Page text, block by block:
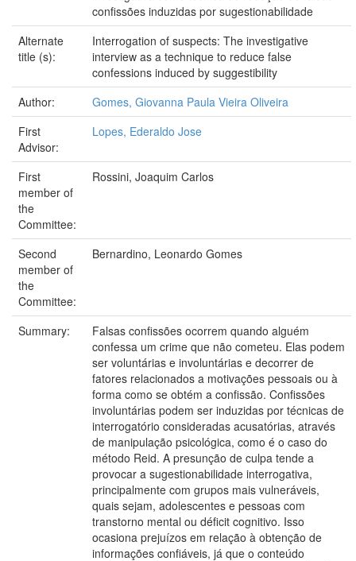
confissões induzidas por sugestionabilidade
Alternate
title (s):
Interrogation of suspects: The investigative
interview as a technique to reduce false
confessions induced by suggestibility
Author:
Gomes, Giovanna Paula Vieira Oliveira
First
Advisor:
Lopes, Ederaldo Jose
First
member of
the
Committee:
Rossini, Joaquim Carlos
Second
member of
the
Committee:
Bernardino, Leonardo Gomes
Summary:
Falsas confissões ocorrem quando alguém
confessa um crime que não cometeu. Elas podem
ser voluntárias e involuntárias e decorrer de
fatores relacionados a motivações pessoais ou à
forma como se obtém a confissão. Confissões
involuntárias podem ser induzidas por técnicas de
interrogatório consideradas acusatórias, através
de manipulação psicológica, como é o caso do
método Reid. A presunção de culpa tende a
provocar a sugestionabilidade interrogativa,
principalmente com grupos mais vulneráveis,
quais sejam, adolescentes e pessoas com
transtorno mental ou déficit cognitivo. Isso
ocasiona prejuízos em relação à obtenção de
informações confiáveis, já que o conteúdo